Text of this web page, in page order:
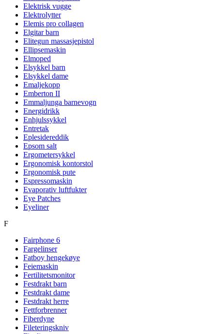
Elektrisk vugge
Elektrolytter
Elemis pro collagen
Elgitar barn
Elitegun massasjepistol
Ellipsemaskin
Elmoped
Elsykkel barn
Elsykkel dame
Emaljekopp
Emberton II
Emmaljunga barnevogn
Energidrikk
Enhjulssykkel
Entretak
Eplesidereddik
Epsom salt
Ergometersykkel
Ergonomisk kontorstol
Ergonomisk pute
Espressomaskin
Evaporativ luftfukter
Eye Patches
Eyeliner
F
Fairphone 6
Fargelinser
Fatboy hengekøye
Feiemaskin
Fertilitetsmonitor
Festdrakt barn
Festdrakt dame
Festdrakt herre
Fettforbrenner
Fiberdyne
Fileteringskniv